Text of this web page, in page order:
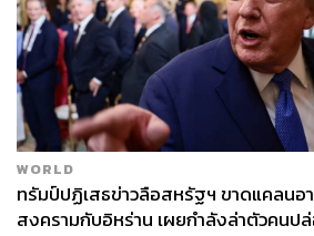
WORLD
ทรัมป์ปฏิเสธข่าวลือสหรัฐฯ ขาดแคลนอา
สงครามกับอิหร่าน เผยกำลังล่าตัวคนป